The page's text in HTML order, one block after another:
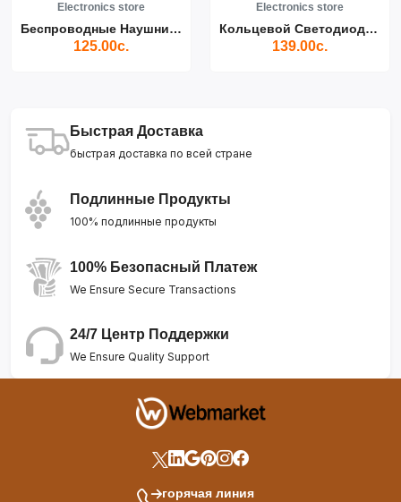
Electronics store
Беспроводные Наушники Air...
125.00с.
Electronics store
Кольцевой Светодиодный Св...
139.00с.
Быстрая Доставка
быстрая доставка по всей стране
Подлинные Продукты
100% подлинные продукты
100% Безопасный Платеж
We Ensure Secure Transactions
24/7 Центр Поддержки
We Ensure Quality Support
горячая линия